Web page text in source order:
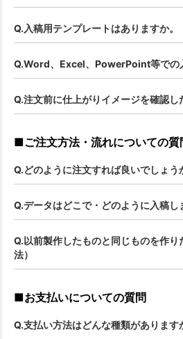
Q.入稿用テンプレートはありますか。
Q.Word、Excel、PowerPoint等での
Q.注文前に仕上がりイメージを確認し
■ご注文方法・流れについての質
Q.どのように注文すれば良いでしょう
Q.データはどこで・どのように入稿し
Q.以前製作したものと同じものを作
法）
■お支払いについての質問
Q.支払い方法はどんな種類があります